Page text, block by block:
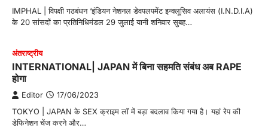
IMPHAL | विपक्षी गठबंधन ‘इंडियन नेशनल डेवपलपमेंट इन्क्लूसिव अलायंस (I.N.D.I.A)
के 20 सांसदों का प्रतिनिधिमंडल 29 जुलाई यानी शनिवार सुबह…
अंतराष्‍ट्रीय
INTERNATIONAL| JAPAN में बिना सहमति संबंध अब RAPE
होगा
Editor 17/06/2023
TOKYO | JAPAN के SEX क्राइम लॉ में बड़ा बदलाव किया गया है। यहां रेप की
डेफिनेशन चेंज करने और…